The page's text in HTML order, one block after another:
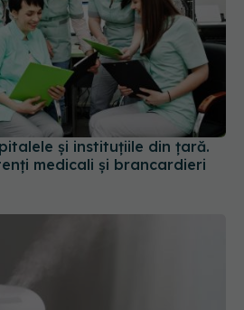
și instituțiile din țară.
medicali și brancardieri